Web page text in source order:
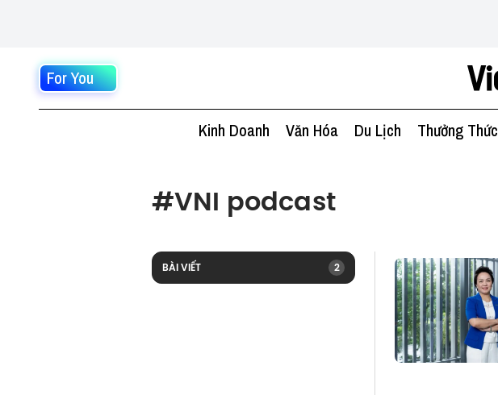
For You
Kinh Doanh Văn Hóa Du Lịch Thưởng Thức
#VNI podcast
BÀI VIẾT 2